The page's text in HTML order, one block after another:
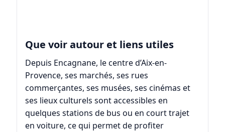
Que voir autour et liens utiles
Depuis Encagnane, le centre d’Aix-en-
Provence, ses marchés, ses rues
commerçantes, ses musées, ses cinémas et
ses lieux culturels sont accessibles en
quelques stations de bus ou en court trajet
en voiture, ce qui permet de profiter